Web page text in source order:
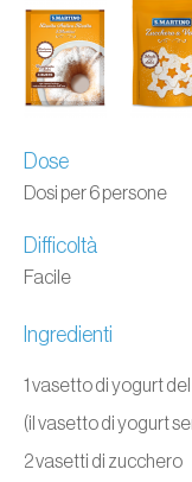
Dose
Dosi per 6 persone
Difficoltà
Facile
Ingredienti
1 vasetto di yogurt
(il vasetto di yogurt
2 vasetti di zucchero